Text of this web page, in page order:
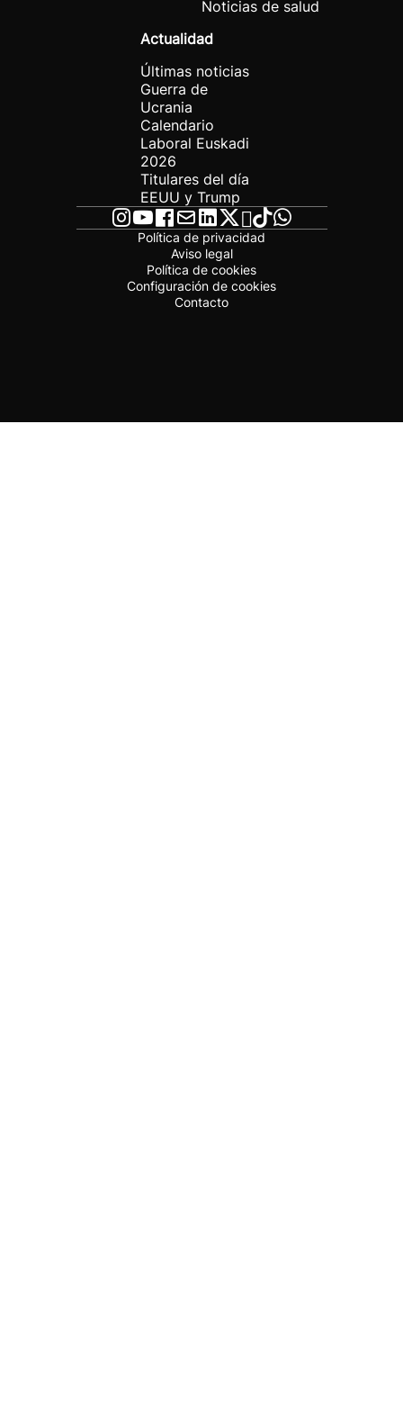
Noticias de salud
Actualidad
Últimas noticias
Guerra de
Ucrania
Calendario
Laboral Euskadi
2026
Titulares del día
EEUU y Trump
Política de privacidad
Aviso legal
Política de cookies
Configuración de cookies
Contacto